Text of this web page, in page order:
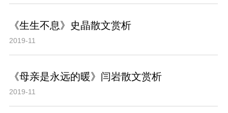
《生生不息》史晶散文赏析
2019-11
《母亲是永远的暖》闫岩散文赏析
2019-11